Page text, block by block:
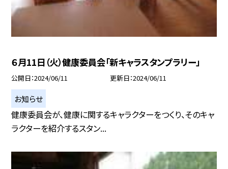
６月11日（火）健康委員会「新キャラスタンプラリー」
公開日 2024/06/11 更新日 2024/06/11
お知らせ
健康委員会が、健康に関するキャラクターをつくり、そのキャ
ラクターを紹介するスタン...